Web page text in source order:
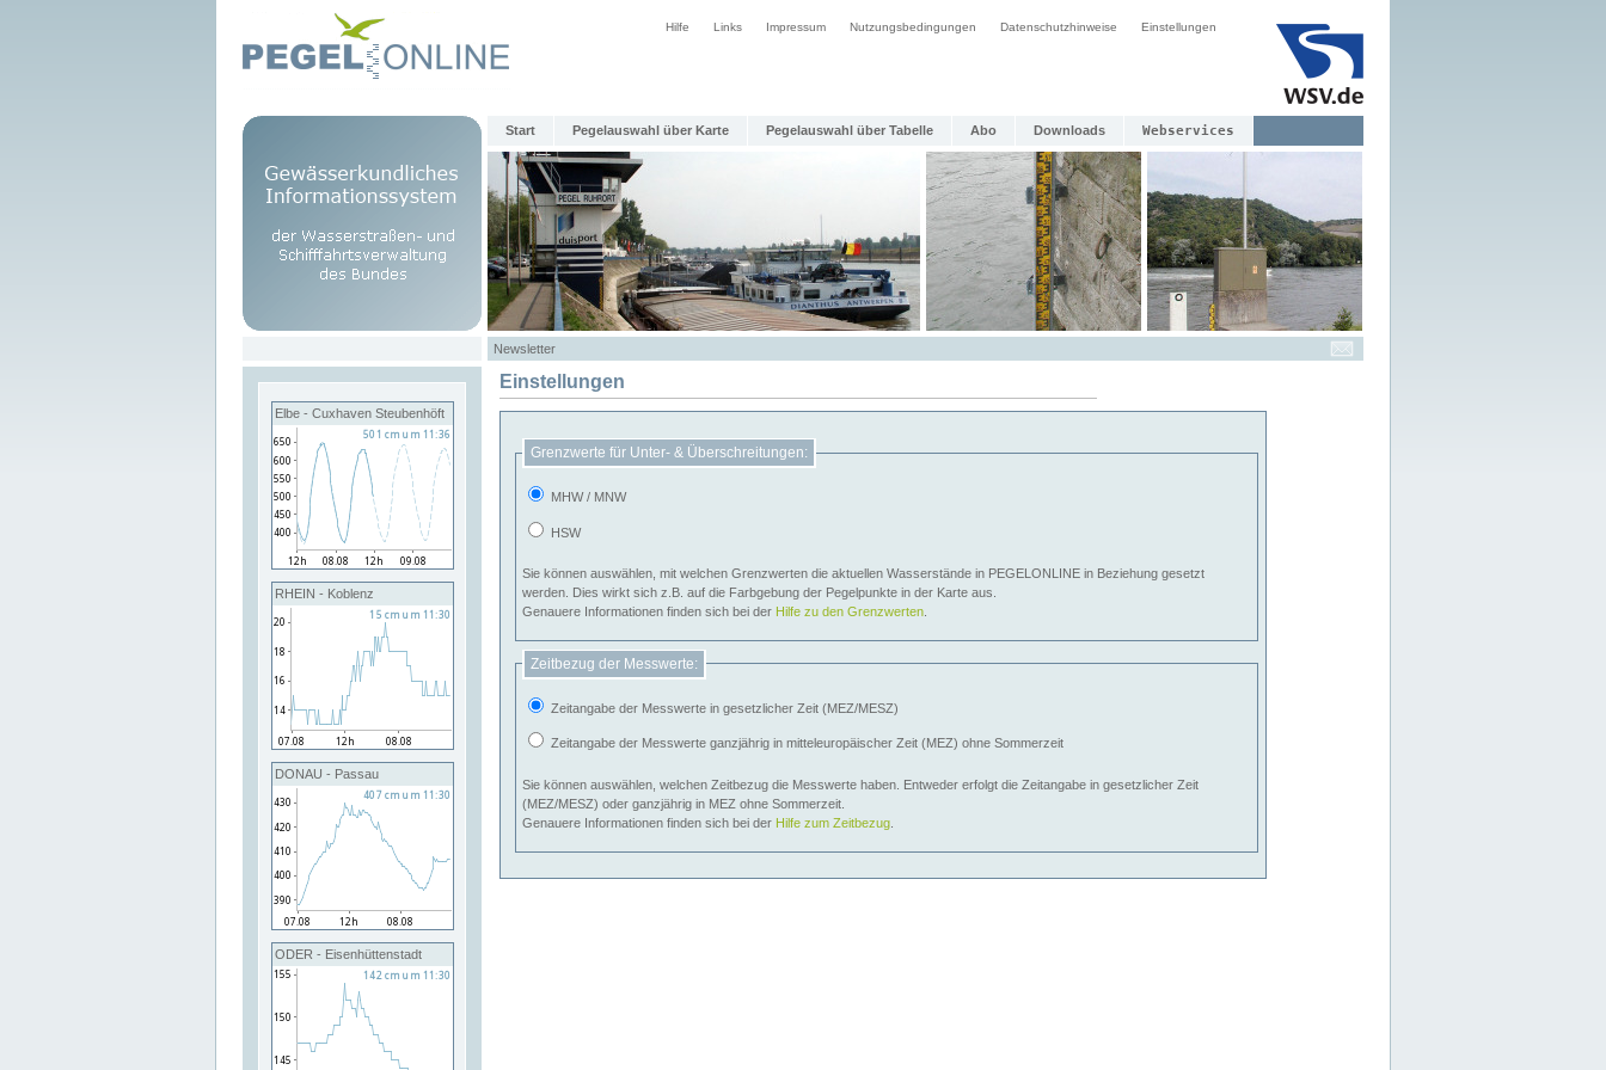
Hilfe Links Impressum Nutzungsbedingungen Datenschutzhinweise Einstellungen
Start Pegelauswahl über Karte Pegelauswahl über Tabelle Abo Downloads Webservices
Newsletter
Elbe - Cuxhaven Steubenhöft
RHEIN - Koblenz
DONAU - Passau
ODER - Eisenhüttenstadt
Einstellungen
Grenzwerte für Unter- & Überschreitungen:
MHW / MNW
HSW
Sie können auswählen, mit welchen Grenzwerten die aktuellen Wasserstände in PEGELONLINE in Beziehung gesetzt
werden. Dies wirkt sich z.B. auf die Farbgebung der Pegelpunkte in der Karte aus.
Genauere Informationen finden sich bei der Hilfe zu den Grenzwerten
Zeitbezug der Messwerte:
Zeitangabe der Messwerte in gesetzlicher Zeit (MEZ/MESZ)
Zeitangabe der Messwerte ganzjährig in mitteleuropäischer Zeit (MEZ) ohne Sommerzeit
Sie können auswählen, welchen Zeitbezug die Messwerte haben. Entweder erfolgt die Zeitangabe in gesetzlicher Zeit
(MEZ/MESZ) oder ganzjährig in MEZ ohne Sommerzeit.
Genauere Informationen finden sich bei der Hilfe zum Zeitbezug